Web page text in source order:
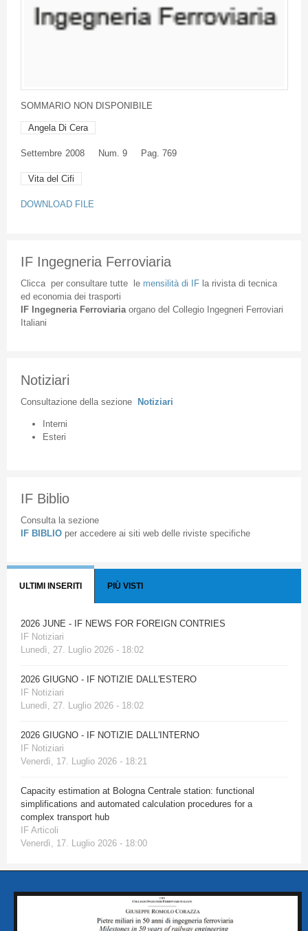
SOMMARIONON DISPONIBILE
Angela Di Cera
Settembre 2008 Num. 9 Pag. 769
Vita del Cifi
DOWNLOAD FILE
IF Ingegneria Ferroviaria
Cliccaper consultare tuttele mensilità di IFla rivista di tecnica
ed economia dei trasporti
IF Ingegneria Ferroviaria organodel Collegio Ingegneri Ferroviari
Italiani
Notiziari
Consultazione della sezione Notiziari
Interni
Esteri
IF Biblio
Consulta la sezione
IF BIBLIO per accedere ai siti web delle riviste specifiche
ULTIMI INSERITI PIÙ VISTI
2026 JUNE - IF NEWS FOR FOREIGN CONTRIES
IF Notiziari
Lunedì, 27. Luglio 2026 - 18:02
2026 GIUGNO - IF NOTIZIE DALL'ESTERO
IF Notiziari
Lunedì, 27. Luglio 2026 - 18:02
2026 GIUGNO - IF NOTIZIE DALL'INTERNO
IF Notiziari
Venerdì, 17. Luglio 2026 - 18:21
Capacity estimation at Bologna Centrale station: functional
simplifications and automated calculation procedures for a
complex transport hub
IF Articoli
Venerdì, 17. Luglio 2026 - 18:00